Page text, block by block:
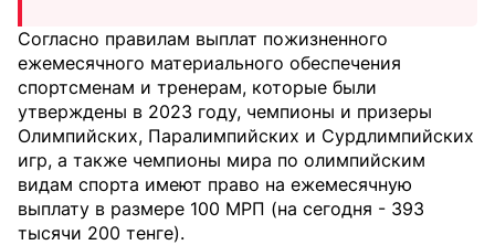
Согласно правилам выплат пожизненного
ежемесячного материального обеспечения
спортсменам и тренерам, которые были
утверждены в 2023 году, чемпионы и призеры
Олимпийских, Паралимпийских и Сурдлимпийских
игр, а также чемпионы мира по олимпийским
видам спорта имеют право на ежемесячную
выплату в размере 100 МРП (на сегодня - 393
тысячи 200 тенге).